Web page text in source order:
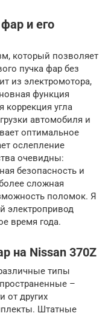
и его
который позволяет
пучка фар без
из электромотора,
функция
коррекция угла
автомобиля и
оптимальное
ослепление
очевидны:
безопасность и
сложная
поломок. Я
электропривод
время года.
на Nissan 370Z
типы
–
от других
Штатные